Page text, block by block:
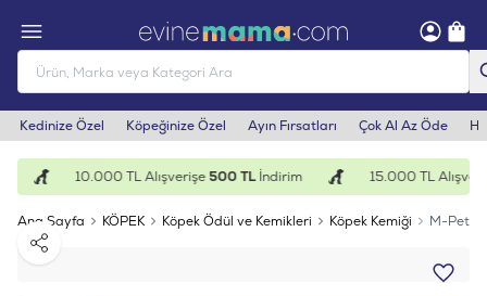
Kedinize Özel Köpeğinize Özel Ayın Fırsatları Çok Al Az Öde
10.000 TL Alışverişe500 TLİndirim 15.000 TL
Ana Sayfa KÖPEK Köpek Ödül ve Kemikleri Köpek Kemiği
M-Pets
Paylaş